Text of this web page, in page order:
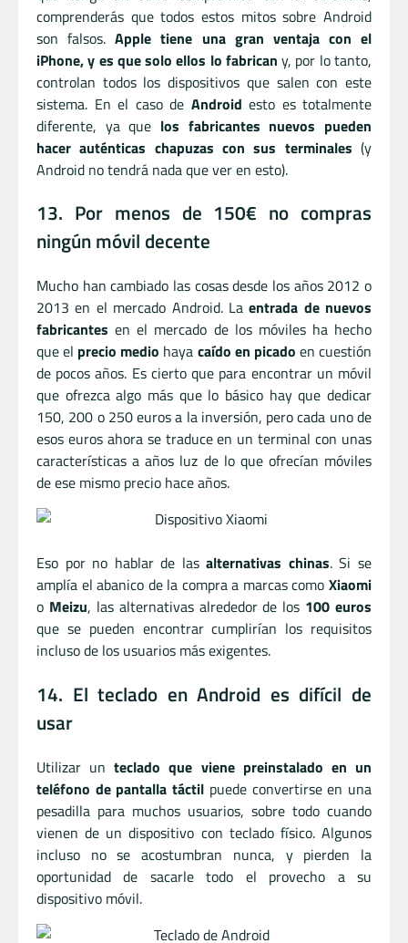
comprenderás que todos estos mitos sobre Android
son falsos.Apple tiene una gran ventaja con el
iPhone, y es que solo ellos lo fabrican y, por lo tanto,
controlan todos los dispositivos que salen con este
sistema. En el caso de Android esto es totalmente
diferente, ya que los fabricantes nuevos pueden
hacer auténticas chapuzas con sus terminales (y
Android no tendrá nada que ver en esto).
13. Por menos de 150€ no compras
ningún móvil decente
Mucho han cambiado las cosas desde los años 2012 o
2013 en el mercado Android. Laentrada de nuevos
fabricantes en el mercado de los móviles ha hecho
que el precio medio haya caído en picado en cuestión
de pocos años. Es cierto que para encontrar un móvil
que ofrezca algo más que lo básico hay que dedicar
150, 200 o 250 euros a la inversión, pero cada uno de
esos euros ahora se traduce en un terminal con unas
características a años luz de lo que ofrecían móviles
de ese mismo precio hace años.
Eso por no hablar de lasalternativas chinas. Si se
amplía el abanico de la compra a marcas como Xiaomi
o Meizu, las alternativas alrededor de los 100 euros
que se pueden encontrar cumplirían los requisitos
incluso de los usuarios más exigentes.
14. El teclado en Android es difícil de
usar
Utilizar unteclado que viene preinstalado en un
teléfono de pantalla táctil puede convertirse en una
pesadilla para muchos usuarios, sobre todo cuando
vienen de un dispositivo con teclado físico. Algunos
incluso no se acostumbran nunca, y pierden la
oportunidad de sacarle todo el provecho a su
dispositivo móvil.